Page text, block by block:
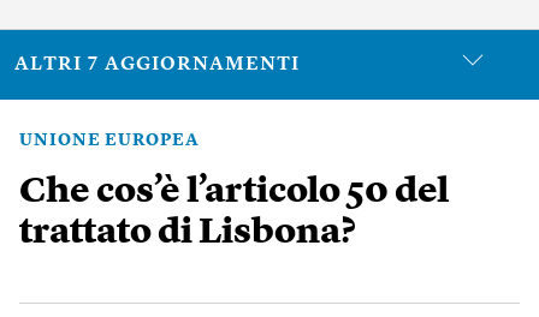
ALTRI 7 AGGIORNAMENTI
UNIONE EUROPEA
Che cos’è l’articolo 50 del
trattato di Lisbona?